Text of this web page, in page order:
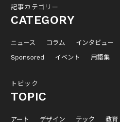
記事カテゴリー
CATEGORY
ニュース コラム インタビュー
Sponsored
イベント 用語集
トピック
TOPIC
アート デザイン テック 教育